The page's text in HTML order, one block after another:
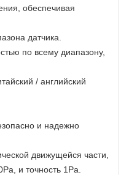
обеспечивая
датчика.
по всему диапазону,
/ английский
и надежно
движущейся части,
и точность 1Pa.